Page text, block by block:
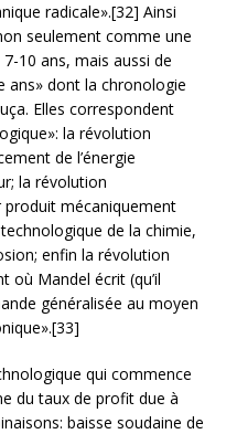
radicale».[32] Ainsi
seulement comme une
10 ans, mais aussi de
ans» dont la chronologie
Elles correspondent
la révolution
de l’énergie
la révolution
mécaniquement
de la chimie,
enfin la révolution
où Mandel écrit (qu’il
généralisée au moyen
qui commence
du taux de profit due à
baisse soudaine de